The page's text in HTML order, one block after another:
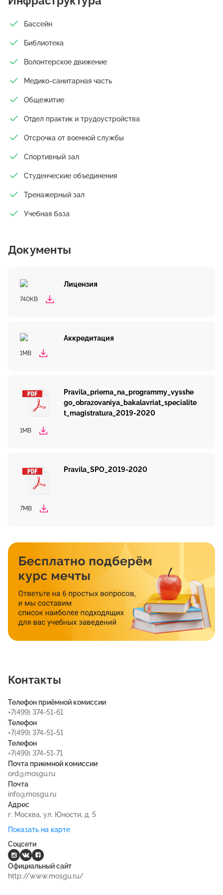
начинаются с маленьких инициатив. Зажечь во мраке свою
Бассейн
Библиотека
Волонтерское движение
Медико-санитарная часть
Общежитие
Отдел практик и трудоустройства
Отсрочка от военной службы
Спортивный зал
Студенческие объединения
Тренажерный зал
Учебная база
Документы
Лицензия
740KB
Аккредитация
1MB
Pravila_priema_na_programmy_vysshe
go_obrazovaniya_bakalavriat_specialite
t_magistratura_2019-2020
1MB
Pravila_SPO_2019-2020
7MB
Контакты
Телефон приёмной комиссии
+7(499) 374-51-61
Телефон
+7(499) 374-51-51
Телефон
+7(499) 374-51-71
Почта приемной комиссии
ord@mosgu.ru
Почта
info@mosgu.ru
Адрес
г. Москва, ул. Юности, д. 5
Показать на карте
Соцсети
Официальный сайт
http://www.mosgu.ru/